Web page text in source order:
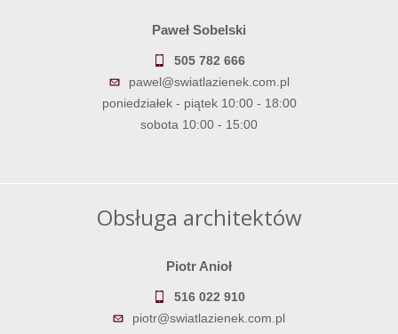
Paweł Sobelski
505 782 666
pawel@swiatlazienek.com.pl
poniedziałek - piątek 10:00 - 18:00
sobota 10:00 - 15:00
Obsługa architektów
Piotr Anioł
516 022 910
piotr@swiatlazienek.com.pl